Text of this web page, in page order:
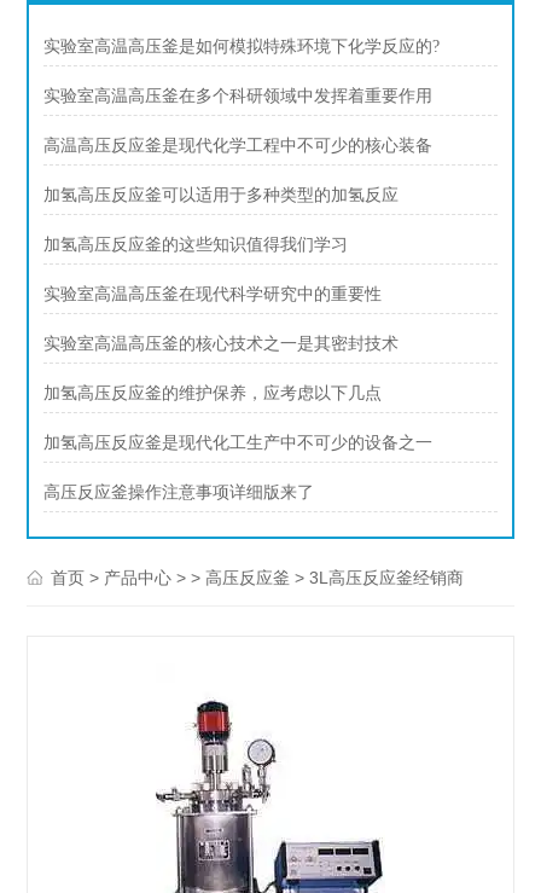
实验室高温高压釜是如何模拟特殊环境下化学反应的?
实验室高温高压釜在多个科研领域中发挥着重要作用
高温高压反应釜是现代化学工程中不可少的核心装备
加氢高压反应釜可以适用于多种类型的加氢反应
加氢高压反应釜的这些知识值得我们学习
实验室高温高压釜在现代科学研究中的重要性
实验室高温高压釜的核心技术之一是其密封技术
加氢高压反应釜的维护保养，应考虑以下几点
加氢高压反应釜是现代化工生产中不可少的设备之一
高压反应釜操作注意事项详细版来了
首页 > 产品中心 > >高压反应釜 > 3L高压反应釜经销商